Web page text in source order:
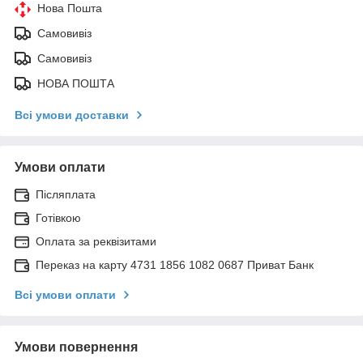
Нова Пошта
Самовивіз
Самовивіз
НОВА ПОШТА
Всі умови доставки
Умови оплати
Післяплата
Готівкою
Оплата за реквізитами
Переказ на карту 4731 1856 1082 0687 Приват Банк
Всі умови оплати
Умови повернення